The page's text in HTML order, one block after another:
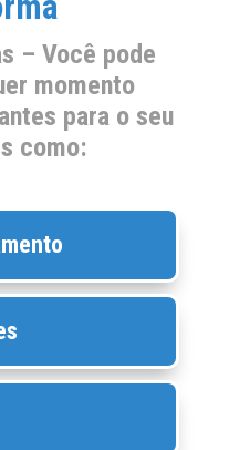
– Você pode
momento
para o seu
como: